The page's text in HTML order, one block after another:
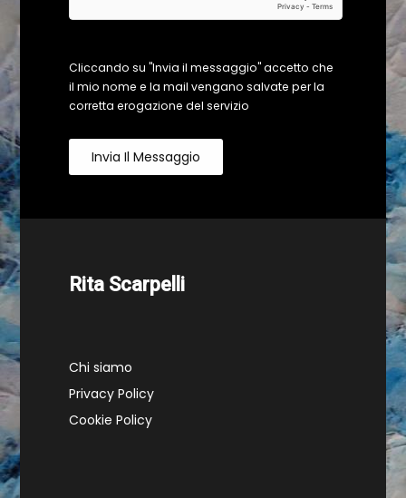
Cliccando su "Invia il messaggio" accetto che
il mio nome e la mail vengano salvate per la
corretta erogazione del servizio
Invia Il Messaggio
Rita Scarpelli
Chi siamo
Privacy Policy
Cookie Policy